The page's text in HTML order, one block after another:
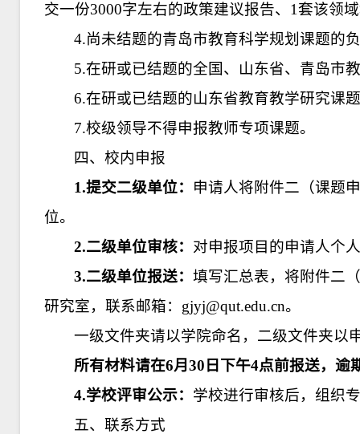
交一份3000字左右的政策建议报告、1套该领
4.尚未结题的青岛市教育科学规划课题的
5.在研或已结题的全国、山东省、青岛市
6.在研或已结题的山东省教育教学研究课
7.校级领导不得申报教师专项课题。
四、校内申报
1.提交二级单位： 申请人将附件二（课题
位。
2.二级单位审核： 对申报项目的申请人个
3.二级单位报送：填写汇总表，将附件二
研究室，联系邮箱：gjyj@qut.edu.cn。
一级文件夹请以学院命名，二级文件夹以
所有材料请在6月30 日下午4点前报送，逾
4.学校评审公示： 学校进行审核后，组织
五、联系方式